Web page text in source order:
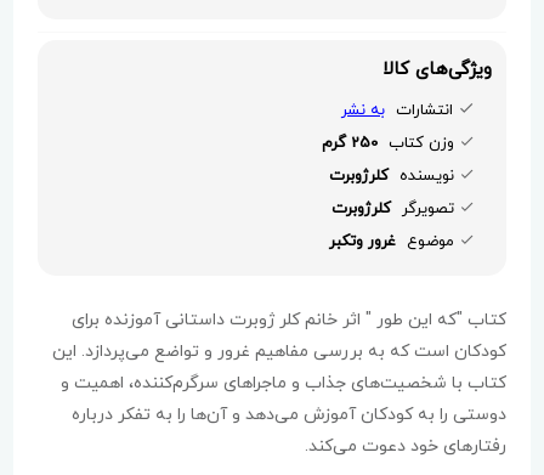
ویژگی‌های کالا
انتشارات به نشر
وزن کتاب 250 گرم
نویسنده کلرژوبرت
تصویرگر کلرژوبرت
موضوع غرور وتکبر
کتاب "که این طور " اثر خانم کلر ژوبرت داستانی آموزنده برای
کودکان است که به بررسی مفاهیم غرور و تواضع می‌پردازد. این
کتاب با شخصیت‌های جذاب و ماجراهای سرگرم‌کننده، اهمیت و
دوستی را به کودکان آموزش می‌دهد و آن‌ها را به تفکر درباره
رفتارهای خود دعوت می‌کند.